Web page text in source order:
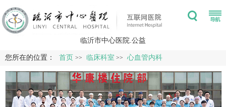
临沂市中心医院.公益
您所在的位置： 首页 >> 临床科室 >> 心血管内科